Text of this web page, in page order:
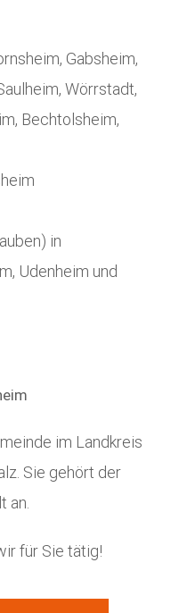
Gabsheim,
Wörrstadt,
Bechtolsheim,
in
Udenheim und
im Landkreis
Sie gehört der
an.
für Sie tätig!